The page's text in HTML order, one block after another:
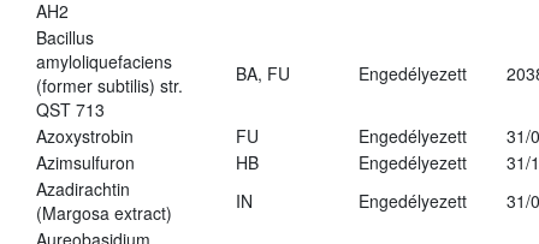
AH2
Bacillus
amyloliquefaciens
(former subtilis) str.
QST 713
BA, FU Engedélyezett
Azoxystrobin FU Engedélyezett
31/
Azimsulfuron
HB Engedélyezett
31/
Azadirachtin
(Margosa extract)
IN Engedélyezett
31/